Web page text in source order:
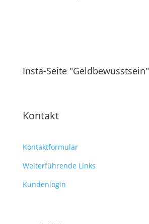
Insta-Seite "Geldbewusstsein"
Kontakt
Kontaktformular
Weiterführende Links
Kundenlogin